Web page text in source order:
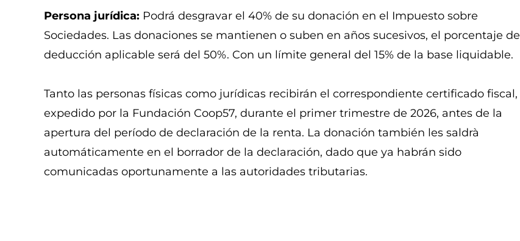
Persona jurídica: Podrá desgravar el 40% de su donación en el Impuesto sobre
Sociedades. Las donaciones se mantienen o suben en años sucesivos, el porcentaje de
deducción aplicable será del 50%. Con un límite general del 15% de la base liquidable.
Tanto las personas físicas como jurídicas recibirán el correspondiente certificado fiscal,
expedido por la Fundación Coop57, durante el primer trimestre de 2026, antes de la
apertura del período de declaración de la renta. La donación también les saldrà
automáticamente en el borrador de la declaración, dado que ya habrán sido
comunicadas oportunamente a las autoridades tributarias.